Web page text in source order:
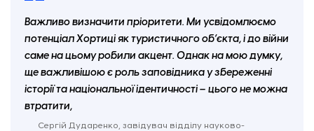
Важливо визначити пріоритети. Ми усвідомлюємо
потенціал Хортиці як туристичного об’єкта, і до війни
саме на цьому робили акцент. Однак на мою думку,
ще важливішою є роль заповідника у збереженні
історії та національної ідентичності – цього не можна
втратити,
Сергій Дударенко, завідувач відділу науково-